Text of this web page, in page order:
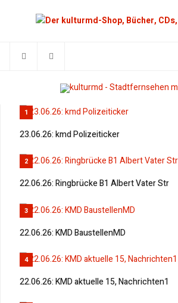
1
23.06.26: kmd Polizeiticker
2
22.06.26: Ringbrücke B1 Albert Vater Str
3
22.06.26: KMD BaustellenMD
4
22.06.26: KMD aktuelle 15, Nachrichten1